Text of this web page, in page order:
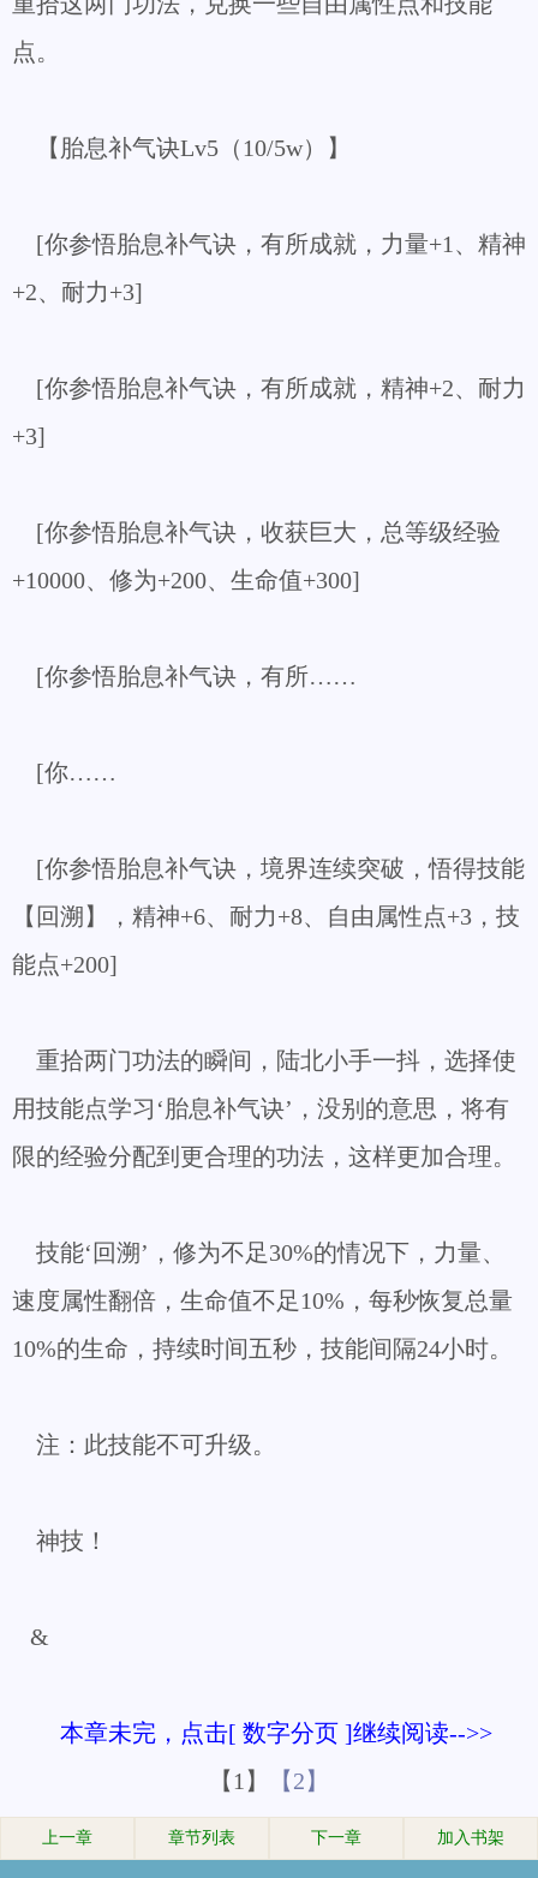
点。
【胎息补气诀Lv5（10/5w）】
[你参悟胎息补气诀，有所成就，力量+1、精神
+2、耐力+3]
[你参悟胎息补气诀，有所成就，精神+2、耐力
+3]
[你参悟胎息补气诀，收获巨大，总等级经验
+10000、修为+200、生命值+300]
[你参悟胎息补气诀，有所……
[你……
[你参悟胎息补气诀，境界连续突破，悟得技能
【回溯】，精神+6、耐力+8、自由属性点+3，技
能点+200]
重拾两门功法的瞬间，陆北小手一抖，选择使
用技能点学习‘胎息补气诀’，没别的意思，将有
限的经验分配到更合理的功法，这样更加合理。
技能‘回溯’，修为不足30%的情况下，力量、
速度属性翻倍，生命值不足10%，每秒恢复总量
10%的生命，持续时间五秒，技能间隔24小时。
注：此技能不可升级。
神技！
&
本章未完，点击[ 数字分页 ]继续阅读-->>
【1】
【2】
上一章 章节列表 下一章 加入书架